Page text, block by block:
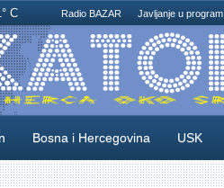
C Radio BAZAR Javljanje u program
Bosna i Hercegovina USK